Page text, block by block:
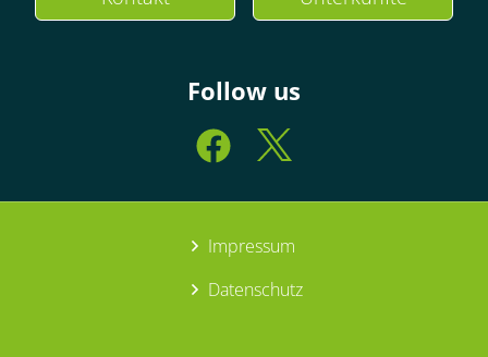
Follow us
Impressum
Datenschutz